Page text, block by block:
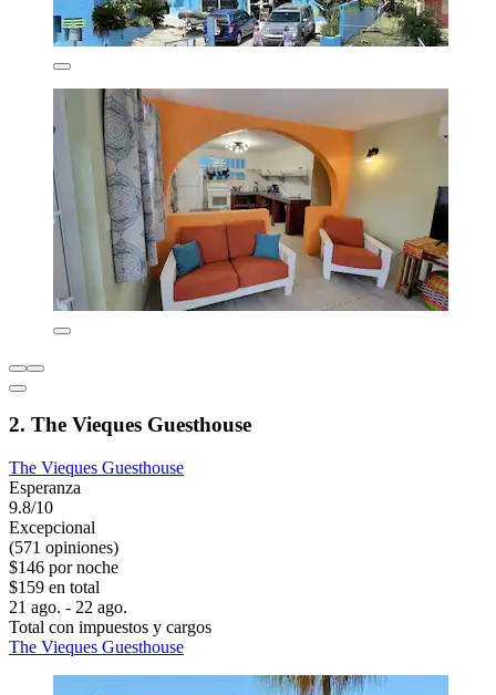
2. The Vieques Guesthouse
The Vieques Guesthouse
Esperanza
9.8/10
Excepcional
(571 opiniones)
$146 por noche
$159 en total
21 ago. - 22 ago.
Total con impuestos y cargos
The Vieques Guesthouse